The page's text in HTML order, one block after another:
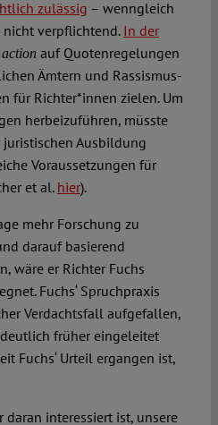
zulässig – wenngleich
nicht verpflichtend. In der
auf Quotenregelungen
Ämtern und Rassismus-
für Richter*innen zielen. Um
herbeizuführen, müsste
Ausbildung
Voraussetzungen für
et al. hier).
mehr Forschung zu
darauf basierend
wäre er Richter Fuchs
Fuchs‘ Spruchpraxis
Verdachtsfall aufgefallen,
früher eingeleitet
Fuchs‘ Urteil ergangen ist,
daran interessiert ist, unsere